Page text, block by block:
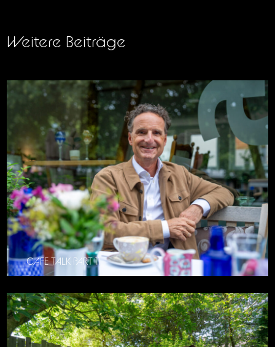
Weitere Beiträge
CAFE TALK PART 11